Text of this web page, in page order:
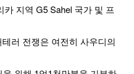
지역 G5 Sahel 국가 및 프